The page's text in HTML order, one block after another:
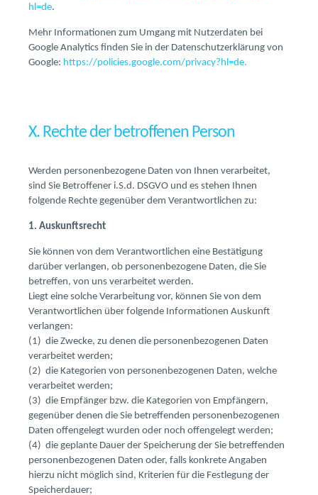
hl=de.
Mehr Informationen zum Umgang mit Nutzerdaten bei
Google Analytics finden Sie in der Datenschutzerklärung von
Google: https://policies.google.com/privacy?hl=de.
X. Rechte der betroffenen Person
Werden personenbezogene Daten von Ihnen verarbeitet,
sind Sie Betroffener i.S.d. DSGVO und es stehen Ihnen
folgende Rechte gegenüber dem Verantwortlichen zu:
1. Auskunftsrecht
Sie können von dem Verantwortlichen eine Bestätigung
darüber verlangen, ob personenbezogene Daten, die Sie
betreffen, von uns verarbeitet werden.
Liegt eine solche Verarbeitung vor, können Sie von dem
Verantwortlichen über folgende Informationen Auskunft
verlangen:
(1) die Zwecke, zu denen die personenbezogenen Daten
verarbeitet werden;
(2) die Kategorien von personenbezogenen Daten, welche
verarbeitet werden;
(3) die Empfänger bzw. die Kategorien von Empfängern,
gegenüber denen die Sie betreffenden personenbezogenen
Daten offengelegt wurden oder noch offengelegt werden;
(4) die geplante Dauer der Speicherung der Sie betreffenden
personenbezogenen Daten oder, falls konkrete Angaben
hierzu nicht möglich sind, Kriterien für die Festlegung der
Speicherdauer;